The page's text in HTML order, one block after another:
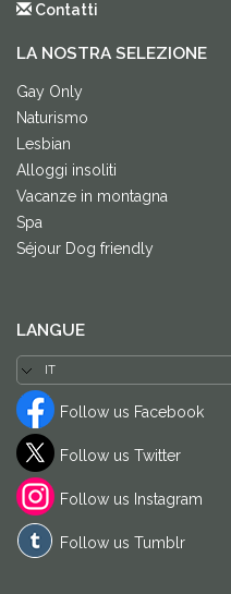
Contatti
LA NOSTRA SELEZIONE
Gay Only
Naturismo
Lesbian
Alloggi insoliti
Vacanze in montagna
Spa
Séjour Dog friendly
LANGUE
Follow us Facebook
Follow us Twitter
Follow us Instagram
Follow us Tumblr